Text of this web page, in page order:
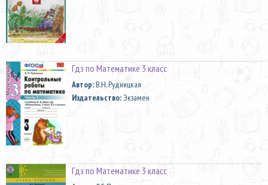
Гдз по Математике 3 класс
Автор:В.Н. Рудницкая
Издательство:Экзамен
Гдз по Математике 3 класс